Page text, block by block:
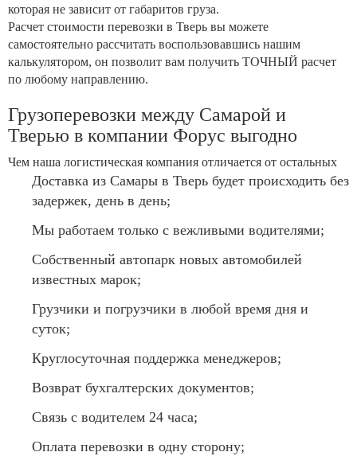
которая не зависит от габаритов груза.
Расчет стоимости перевозки в Тверь вы можете
самостоятельно рассчитать воспользовавшись нашим
калькулятором, он позволит вам получить ТОЧНЫЙ расчет
по любому направлению.
Грузоперевозки между Самарой и
Тверью в компании Форус выгодно
Чем наша логистическая компания отличается от остальных
Доставка из Самары в Тверь будет происходить без
задержек, день в день;
Мы работаем только с вежливыми водителями;
Собственный автопарк новых автомобилей
известных марок;
Грузчики и погрузчики в любой время дня и
суток;
Круглосуточная поддержка менеджеров;
Возврат бухгалтерских документов;
Связь с водителем 24 часа;
Оплата перевозки в одну сторону;